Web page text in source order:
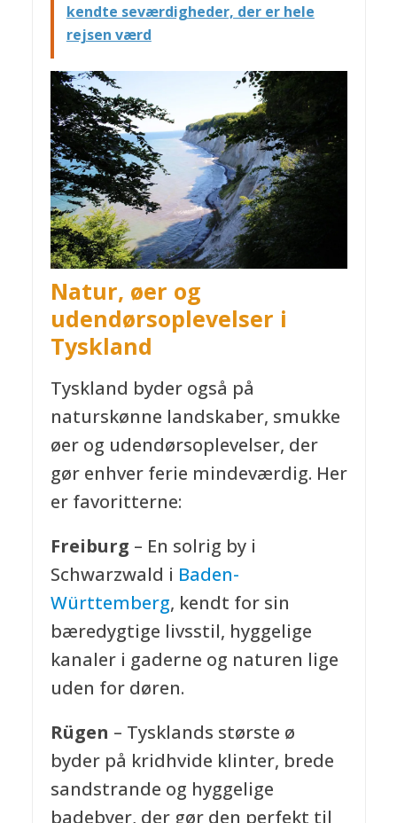
kendte seværdigheder, der er hele
rejsen værd
Natur, øer og
udendørsoplevelser i
Tyskland
Tyskland byder også på
naturskønne landskaber, smukke
øer og udendørsoplevelser, der
gør enhver ferie mindeværdig. Her
er favoritterne:
Freiburg – En solrig by i
Schwarzwald i Baden-
Württemberg, kendt for sin
bæredygtige livsstil, hyggelige
kanaler i gaderne og naturen lige
uden for døren.
Rügen – Tysklands største ø
byder på kridhvide klinter, brede
sandstrande og hyggelige
badebyer, der gør den perfekt til